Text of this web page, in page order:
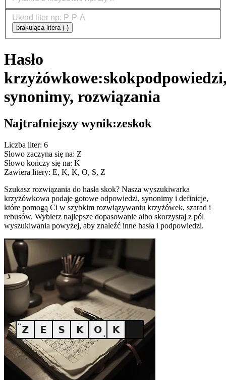
brakująca litera (-)
Hasło
krzyżówkowe:skok
synonimy, rozwiązania
Najtrafniejszy wynik:zeskok
Liczba liter: 6
Słowo zaczyna się na: Z
Słowo kończy się na: K
Zawiera litery: E, K, K, O, S, Z
Szukasz rozwiązania do hasła skok? Nasza wyszukiwarka
krzyżówkowa podaje gotowe odpowiedzi, synonimy i definicje,
które pomogą Ci w szybkim rozwiązywaniu krzyżówek, szarad i
rebusów. Wybierz najlepsze dopasowanie albo skorzystaj z pól
wyszukiwania powyżej, aby znaleźć inne hasła i podpowiedzi.